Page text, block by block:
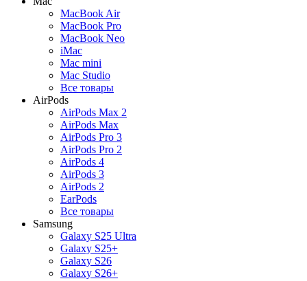
MacBook Air
MacBook Pro
MacBook Neo
iMac
Mac mini
Mac Studio
Все товары
AirPods
AirPods Max 2
AirPods Max
AirPods Pro 3
AirPods Pro 2
AirPods 4
AirPods 3
AirPods 2
EarPods
Все товары
Samsung
Galaxy S25 Ultra
Galaxy S25+
Galaxy S26
Galaxy S26+